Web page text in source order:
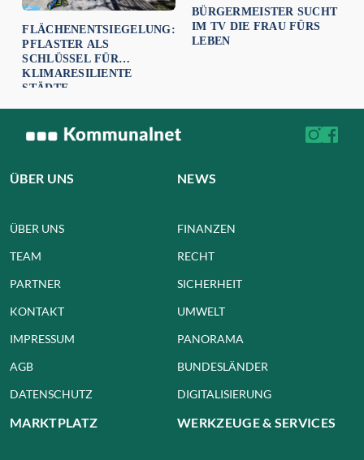
FLÄCHENENTSIEGELUNG:
PFLASTER ALS
SCHLÜSSEL FÜR
KLIMARESILIENTE
STÄDTE
BÜRGERMEISTER SUCHT
IM TV DIE FRAU FÜRS
LEBEN
ÜBER UNS
ÜBER UNS
TEAM
PARTNER
KONTAKT
IMPRESSUM
AGB
DATENSCHUTZ
NEWS
FINANZEN
RECHT
SICHERHEIT
UMWELT
PANORAMA
BUNDESLÄNDER
DIGITALISIERUNG
MARKTPLATZ WERKZEUGE & SERVICES